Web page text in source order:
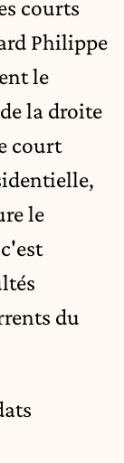
courts
Philippe
le
la droite
court
le
du